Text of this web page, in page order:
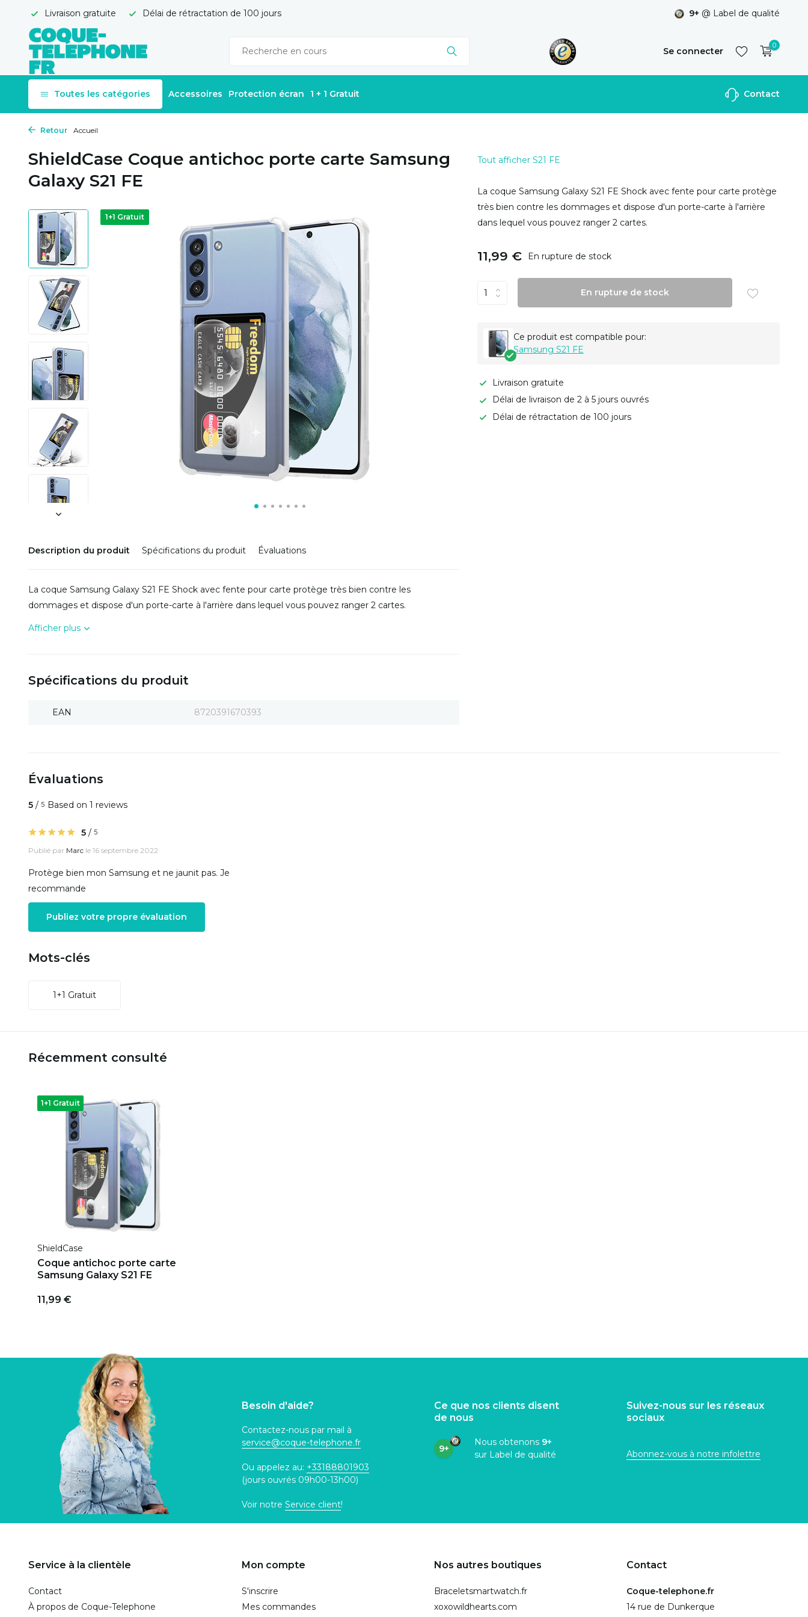
Livraison gratuite Délai de rétractation de 100 jours 9+ @ Label de qualité
Se connecter
S'inscrire
0
Toutes les catégories Accessoires Protection écran 1 + 1 Gratuit Contact
Retour Accueil
ShieldCase Coque antichoc porte carte Samsung
Galaxy S21 FE
1+1 Gratuit
Description du produit Spécifications du produit Évaluations
La coque Samsung Galaxy S21 FE Shock avec fente pour carte protège très bien contre les
dommages et dispose d'un porte-carte à l'arrière dans lequel vous pouvez ranger 2 cartes.
Afficher plus
Spécifications du produit
EAN 8720391670393
Tout afficher S21 FE
La coque Samsung Galaxy S21 FE Shock avec fente pour carte protège
très bien contre les dommages et dispose d'un porte-carte à l'arrière
dans lequel vous pouvez ranger 2 cartes.
11,99 € En rupture de stock
En rupture de stock
Ce produit est compatible pour:
Samsung S21 FE
Livraison gratuite
Délai de livraison de 2 à 5 jours ouvrés
Délai de rétractation de 100 jours
Évaluations
5 / 5 Based on 1 reviews
5 / 5
Publié par Marc le 16 septembre 2022
Protège bien mon Samsung et ne jaunit pas. Je
recommande
Publiez votre propre évaluation
Mots-clés
1+1 Gratuit
Récemment consulté
1+1 Gratuit
ShieldCase
Coque antichoc porte carte
Samsung Galaxy S21 FE
11,99 €
Besoin d'aide?
Contactez-nous par mail à
service@coque-telephone.fr
Ou appelez au: +33188801903
(jours ouvrés 09h00-13h00)
Voir notre Service client!
Ce que nos clients disent
de nous
9+
Nous obtenons 9+
sur Label de qualité
Suivez-nous sur les réseaux
sociaux
Abonnez-vous à notre infolettre
Service à la clientèle
Contact
À propos de Coque-Telephone
Mon compte
S'inscrire
Mes commandes
Nos autres boutiques
Braceletsmartwatch.fr
xoxowildhearts.com
Contact
Coque-telephone.fr
14 rue de Dunkerque